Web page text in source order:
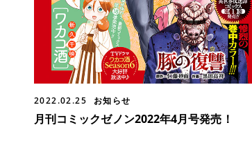
2022.02.25 お知らせ
月刊コミックゼノン2022年4月号発売！